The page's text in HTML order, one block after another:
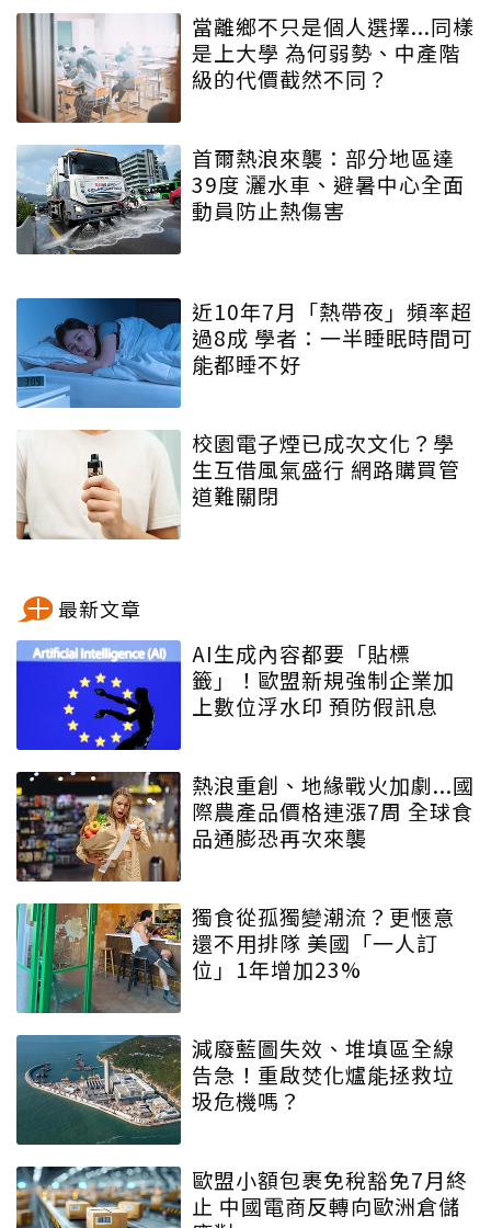
當離鄉不只是個人選擇...同樣
是上大學 為何弱勢、中產階
級的代價截然不同？
首爾熱浪來襲：部分地區達
39度 灑水車、避暑中心全面
動員防止熱傷害
近10年7月「熱帶夜」頻率超
過8成 學者：一半睡眠時間可
能都睡不好
校園電子煙已成次文化？學
生互借風氣盛行 網路購買管
道難關閉
最新文章
AI生成內容都要「貼標
籤」！歐盟新規強制企業加
上數位浮水印 預防假訊息
熱浪重創、地緣戰火加劇...國
際農產品價格連漲7周 全球食
品通膨恐再次來襲
獨食從孤獨變潮流？更愜意
還不用排隊 美國「一人訂
位」1年增加23%
減廢藍圖失效、堆填區全線
告急！重啟焚化爐能拯救垃
圾危機嗎？
歐盟小額包裹免稅豁免7月終
止 中國電商反轉向歐洲倉儲